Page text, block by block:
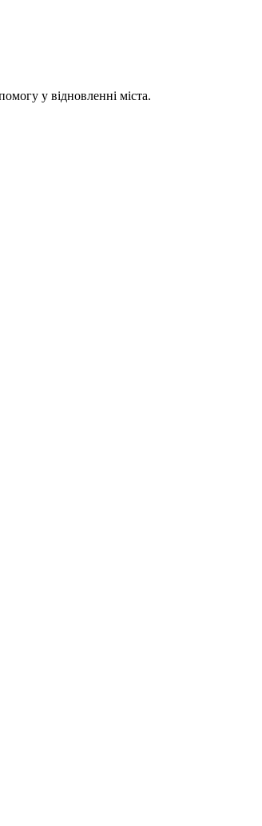
у відновленні міста.